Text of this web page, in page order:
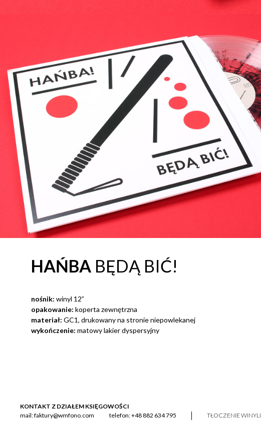
HAŃBA BĘDĄ BIĆ!
nośnik: winyl 12”
opakowanie: koperta zewnętrzna
materiał: GC1, drukowany na stronie niepowlekanej
wykończenie: matowy lakier dyspersyjny
KONTAKT Z DZIAŁEM KSIĘGOWOŚCI
mail:faktury@wmfono.com telefon:+48 882 634 795 TŁOCZENIE WINYLI